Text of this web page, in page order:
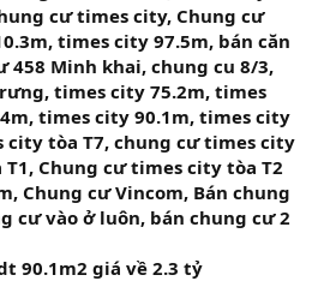
cư times city, Chung cư
times city 97.5m, bán căn
458 Minh khai, chung cu 8/3,
times city 75.2m, times
times city 90.1m, times city
city tòa T7, chung cư times city
Chung cư times city tòa T2
Chung cư Vincom, Bán chung
cư vào ở luôn, bán chung cư 2
90.1m2 giá về 2.3 tỷ